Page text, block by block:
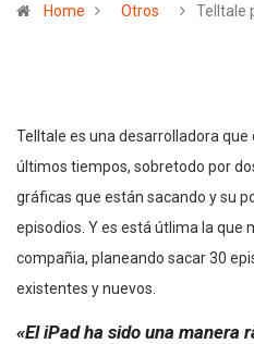
Home Otros Telltale
Telltale es una desarrolladora
últimos tiempos, sobretodo por
gráficas que están sacando y su
episodios. Y es está útlima la que
compañia, planeando sacar 30
existentes y nuevos.
«El iPad ha sido una manera